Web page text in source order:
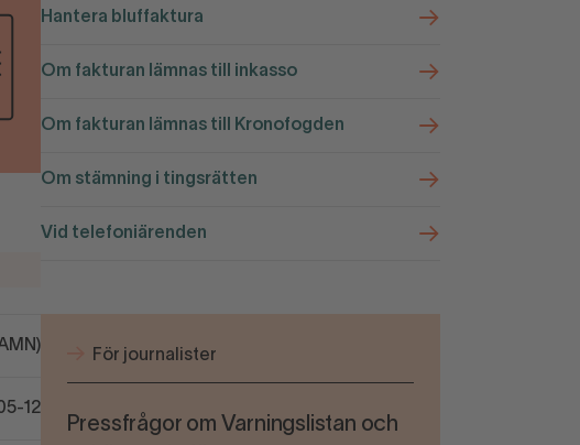
12
Hantera bluffaktura
Om fakturan lämnas till inkasso
Om fakturan lämnas till Kronofogden
Om stämning i tingsrätten
Vid telefoniärenden
För journalister
Pressfrågor om Varningslistan och